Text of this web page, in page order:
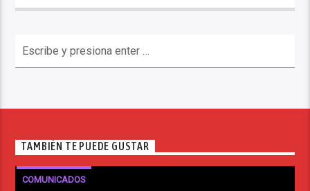
TAMBIÉN TE PUEDE GUSTAR
COMUNICADOS